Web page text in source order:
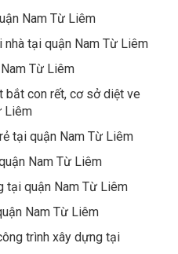
Nam Từ Liêm
tại quận Nam Từ Liêm
Từ Liêm
bắt con rết, cơ sở diệt ve
Liêm
tại quận Nam Từ Liêm
Nam Từ Liêm
tại quận Nam Từ Liêm
Nam Từ Liêm
trình xây dựng tại